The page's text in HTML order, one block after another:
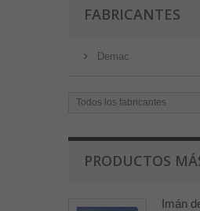
FABRICANTES
Demac
Todos los fabricantes
PRODUCTOS
Imán